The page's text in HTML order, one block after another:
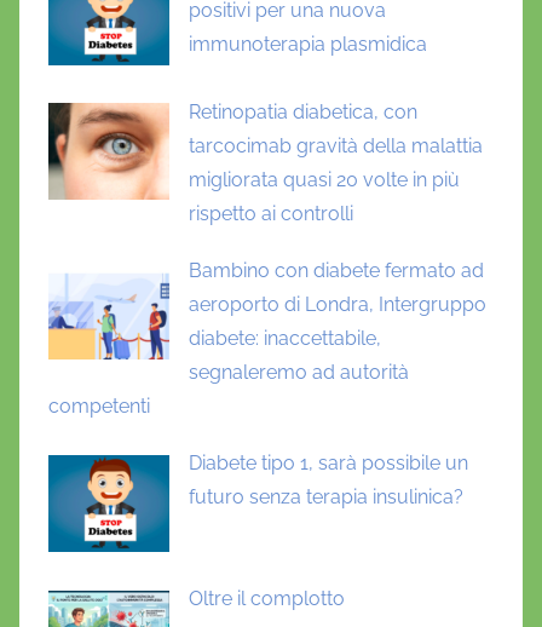
positivi per una nuova
immunoterapia plasmidica
Retinopatia diabetica, con
tarcocimab gravità della malattia
migliorata quasi 20 volte in più
rispetto ai controlli
Bambino con diabete fermato ad
aeroporto di Londra, Intergruppo
diabete: inaccettabile,
segnaleremo ad autorità
competenti
Diabete tipo 1, sarà possibile un
futuro senza terapia insulinica?
Oltre il complotto